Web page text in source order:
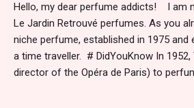
Hello, my dear perfume addicts! I am
Le Jardin Retrouvé perfumes. As you
niche perfume, established in 1975
a time traveller. # DidYouKnow In
director of the Opéra de Paris) to